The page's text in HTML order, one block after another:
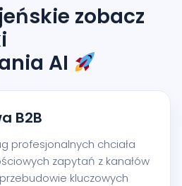
zobacz
AI
B2B
profesjonalnych chciała
zapytań z kanałów
kluczowych